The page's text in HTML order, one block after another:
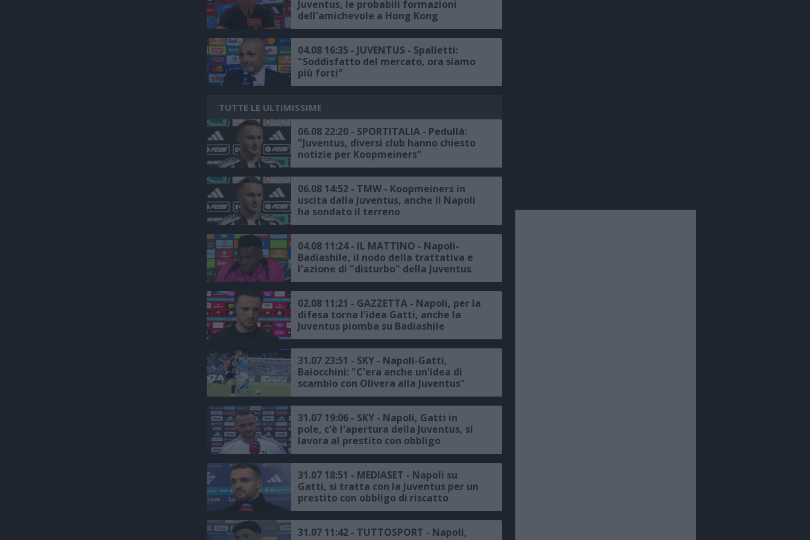
Juventus, le probabili formazioni
dell'amichevole a Hong Kong
04.08 16:35 - JUVENTUS - Spalletti:
"Soddisfatto del mercato, ora siamo
più forti"
TUTTE LE ULTIMISSIME
06.08 22:20 - SPORTITALIA - Pedullà:
"Juventus, diversi club hanno chiesto
notizie per Koopmeiners"
06.08 14:52 - TMW - Koopmeiners in
uscita dalla Juventus, anche il Napoli
ha sondato il terreno
04.08 11:24 - IL MATTINO - Napoli-
Badiashile, il nodo della trattativa e
l'azione di "disturbo" della Juventus
02.08 11:21 - GAZZETTA - Napoli, per la
difesa torna l'idea Gatti, anche la
Juventus piomba su Badiashile
31.07 23:51 - SKY - Napoli-Gatti,
Baiocchini: "C'era anche un'idea di
scambio con Olivera alla Juventus"
31.07 19:06 - SKY - Napoli, Gatti in
pole, c'è l'apertura della Juventus, si
lavora al prestito con obbligo
31.07 18:51 - MEDIASET - Napoli su
Gatti, si tratta con la Juventus per un
prestito con obbligo di riscatto
31.07 11:42 - TUTTOSPORT - Napoli,